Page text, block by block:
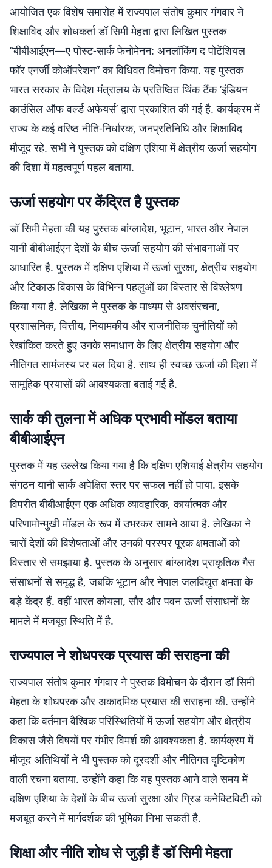
आयोजित एक विशेष समारोह में राज्यपाल संतोष कुमार गंगवार ने
शिक्षाविद और शोधकर्ता डॉ सिमी मेहता द्वारा लिखित पुस्तक
“बीबीआईएन—ए पोस्ट-सार्क फेनोमेनन: अनलॉकिंग द पोटेंशियल
फॉर एनर्जी कोऑपरेशन” का विधिवत विमोचन किया. यह पुस्तक
भारत सरकार के विदेश मंत्रालय के प्रतिष्ठित थिंक टैंक ‘इंडियन
काउंसिल ऑफ वर्ल्ड अफेयर्स’ द्वारा प्रकाशित की गई है. कार्यक्रम में
राज्य के कई वरिष्ठ नीति-निर्धारक, जनप्रतिनिधि और शिक्षाविद
मौजूद रहे. सभी ने पुस्तक को दक्षिण एशिया में क्षेत्रीय ऊर्जा सहयोग
की दिशा में महत्वपूर्ण पहल बताया.
ऊर्जा सहयोग पर केंद्रित है पुस्तक
डॉ सिमी मेहता की यह पुस्तक बांग्लादेश, भूटान, भारत और नेपाल
यानी बीबीआईएन देशों के बीच ऊर्जा सहयोग की संभावनाओं पर
आधारित है. पुस्तक में दक्षिण एशिया में ऊर्जा सुरक्षा, क्षेत्रीय सहयोग
और टिकाऊ विकास के विभिन्न पहलुओं का विस्तार से विश्लेषण
किया गया है. लेखिका ने पुस्तक के माध्यम से अवसंरचना,
प्रशासनिक, वित्तीय, नियामकीय और राजनीतिक चुनौतियों को
रेखांकित करते हुए उनके समाधान के लिए क्षेत्रीय सहयोग और
नीतिगत सामंजस्य पर बल दिया है. साथ ही स्वच्छ ऊर्जा की दिशा में
सामूहिक प्रयासों की आवश्यकता बताई गई है.
सार्क की तुलना में अधिक प्रभावी मॉडल बताया
बीबीआईएन
पुस्तक में यह उल्लेख किया गया है कि दक्षिण एशियाई क्षेत्रीय सहयोग
संगठन यानी सार्क अपेक्षित स्तर पर सफल नहीं हो पाया. इसके
विपरीत बीबीआईएन एक अधिक व्यावहारिक, कार्यात्मक और
परिणामोन्मुखी मॉडल के रूप में उभरकर सामने आया है. लेखिका ने
चारों देशों की विशेषताओं और उनकी परस्पर पूरक क्षमताओं को
विस्तार से समझाया है. पुस्तक के अनुसार बांग्लादेश प्राकृतिक गैस
संसाधनों से समृद्ध है, जबकि भूटान और नेपाल जलविद्युत क्षमता के
बड़े केंद्र हैं. वहीं भारत कोयला, सौर और पवन ऊर्जा संसाधनों के
मामले में मजबूत स्थिति में है.
राज्यपाल ने शोधपरक प्रयास की सराहना की
राज्यपाल संतोष कुमार गंगवार ने पुस्तक विमोचन के दौरान डॉ सिमी
मेहता के शोधपरक और अकादमिक प्रयास की सराहना की. उन्होंने
कहा कि वर्तमान वैश्विक परिस्थितियों में ऊर्जा सहयोग और क्षेत्रीय
विकास जैसे विषयों पर गंभीर विमर्श की आवश्यकता है. कार्यक्रम में
मौजूद अतिथियों ने भी पुस्तक को दूरदर्शी और नीतिगत दृष्टिकोण
वाली रचना बताया. उन्होंने कहा कि यह पुस्तक आने वाले समय में
दक्षिण एशिया के देशों के बीच ऊर्जा सुरक्षा और ग्रिड कनेक्टिविटी को
मजबूत करने में मार्गदर्शक की भूमिका निभा सकती है.
शिक्षा और नीति शोध से जुड़ी हैं डॉ सिमी मेहता